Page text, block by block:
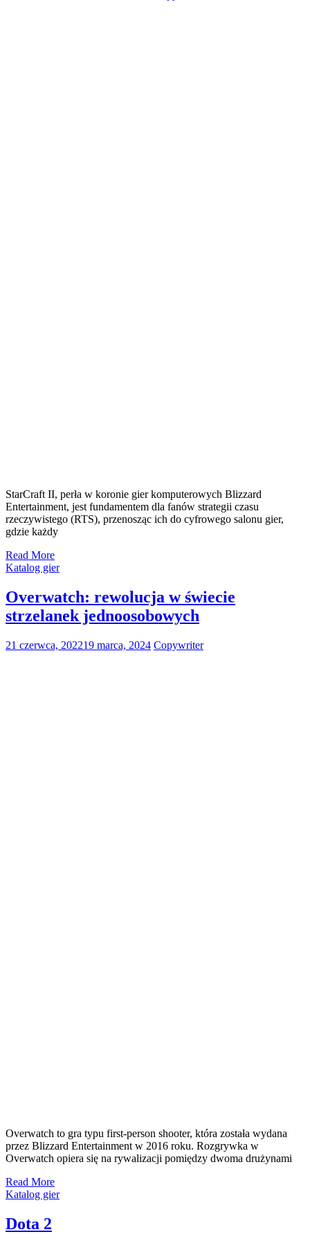
StarCraft II, perła w koronie gier komputerowych Blizzard
Entertainment, jest fundamentem dla fanów strategii czasu
rzeczywistego (RTS), przenosząc ich do cyfrowego salonu gier,
gdzie każdy
Read More
Katalog gier
Overwatch: rewolucja w świecie
strzelanek jednoosobowych
21 czerwca, 202219 marca, 2024 Copywriter
Overwatch to gra typu first-person shooter, która została wydana
przez Blizzard Entertainment w 2016 roku. Rozgrywka w
Overwatch opiera się na rywalizacji pomiędzy dwoma drużynami
Read More
Katalog gier
Dota 2